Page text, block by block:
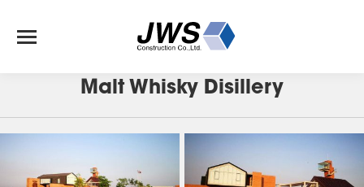
Malt Whisky Disillery